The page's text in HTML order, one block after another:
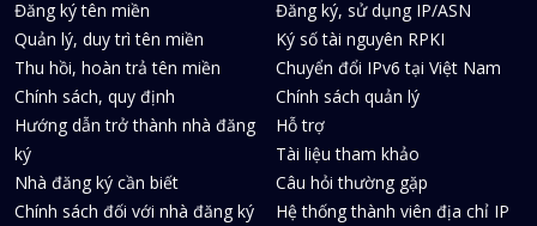
Đăng ký tên miền
Quản lý, duy trì tên miền
Thu hồi, hoàn trả tên miền
Chính sách, quy định
Hướng dẫn trở thành nhà đăng
ký
Nhà đăng ký cần biết
Chính sách đối với nhà đăng ký
Đăng ký, sử dụng IP/ASN
Ký số tài nguyên RPKI
Chuyển đổi IPv6 tại Việt Nam
Chính sách quản lý
Hỗ trợ
Tài liệu tham khảo
Câu hỏi thường gặp
Hệ thống thành viên địa chỉ IP